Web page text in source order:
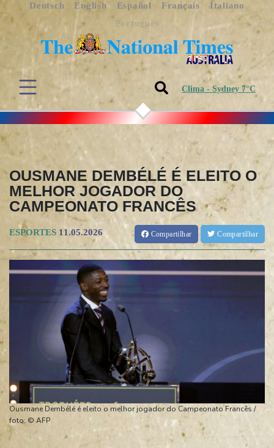
Deutsch English Español Français
Italiano
Português
Clima - Sydney 7°C
OUSMANE DEMBÉLÉ É ELEITO O
MELHOR JOGADOR DO
CAMPEONATO FRANCÊS
ESPORTES 11.05.2026 Compartilhar Compartilhar
Ousmane Dembélé é eleito o melhor jogador do Campeonato Francês /
foto: © AFP